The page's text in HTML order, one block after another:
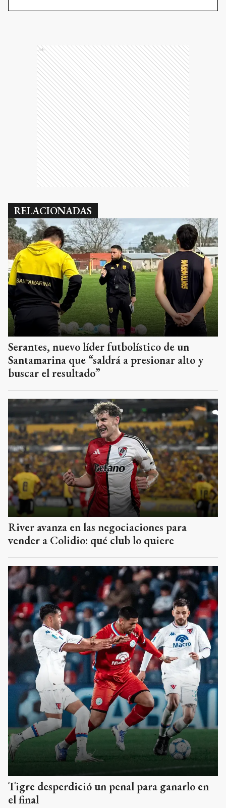
Ads
RELACIONADAS
Serantes, nuevo líder futbolístico de un
Santamarina que “saldrá a presionar alto y
buscar el resultado”
River avanza en las negociaciones para
vender a Colidio: qué club lo quiere
Tigre desperdició un penal para ganarlo en
el final